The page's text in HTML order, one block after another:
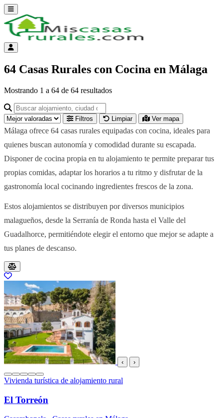
Abrir menú
Menú de cuenta
64 Casas Rurales con Cocina en Málaga
Mostrando 1 a 64 de 64 resultados
Buscar alojamiento, ciudad o provincia para ir a su página
Filtros Limpiar Ver mapa
Málaga ofrece 64 casas rurales equipadas con cocina, ideales para
quienes buscan autonomía y comodidad durante su escapada.
Disponer de cocina propia en tu alojamiento te permite preparar tus
propias comidas, adaptar los horarios a tu ritmo y disfrutar de la
gastronomía local cocinando ingredientes frescos de la zona.
Estos alojamientos se distribuyen por diversos municipios
malagueños, desde la Serranía de Ronda hasta el Valle del
Guadalhorce, permitiéndote elegir el entorno que mejor se adapte a
tus planes de descanso.
Resultados del listado
‹ ›
Vivienda turística de alojamiento rural
El Torreón